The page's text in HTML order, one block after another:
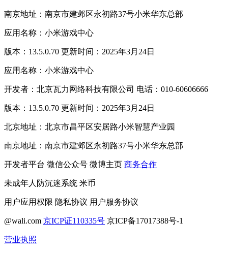
南京地址：南京市建邺区永初路37号小米华东总部
应用名称：小米游戏中心
版本：13.5.0.70 更新时间：2025年3月24日
应用名称：小米游戏中心
开发者：北京瓦力网络科技有限公司 电话：010-60606666
版本：13.5.0.70 更新时间：2025年3月24日
北京地址：北京市昌平区安居路小米智慧产业园
南京地址：南京市建邺区永初路37号小米华东总部
开发者平台 微信公众号 微博主页 商务合作
未成年人防沉迷系统 米币
用户应用权限 隐私协议 用户服务协议
@wali.com 京ICP证110335号 京ICP备17017388号-1
营业执照